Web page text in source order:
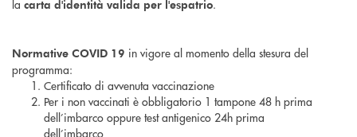
la carta d'identità valida per l'espatrio.
Normative COVID 19 in vigore al momento della stesura del
programma:
Certificato di avvenuta vaccinazione
Per i non vaccinati è obbligatorio 1 tampone 48 h prima
dell’imbarco oppure test antigenico 24h prima
dell’imbarco